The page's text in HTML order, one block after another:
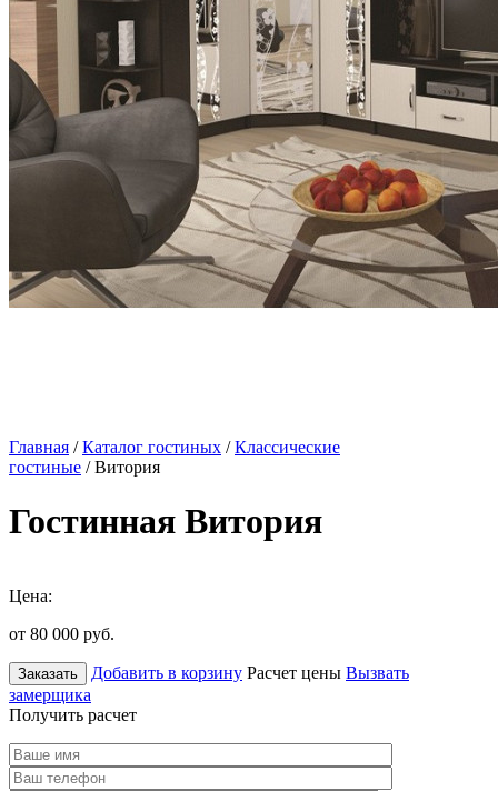
Главная /Каталог гостиных /Классические
гостиные / Витория
Гостинная Витория
Цена:
от 80 000 руб.
Заказать Добавить в корзину Расчет цены Вызвать
замерщика
Получить расчет